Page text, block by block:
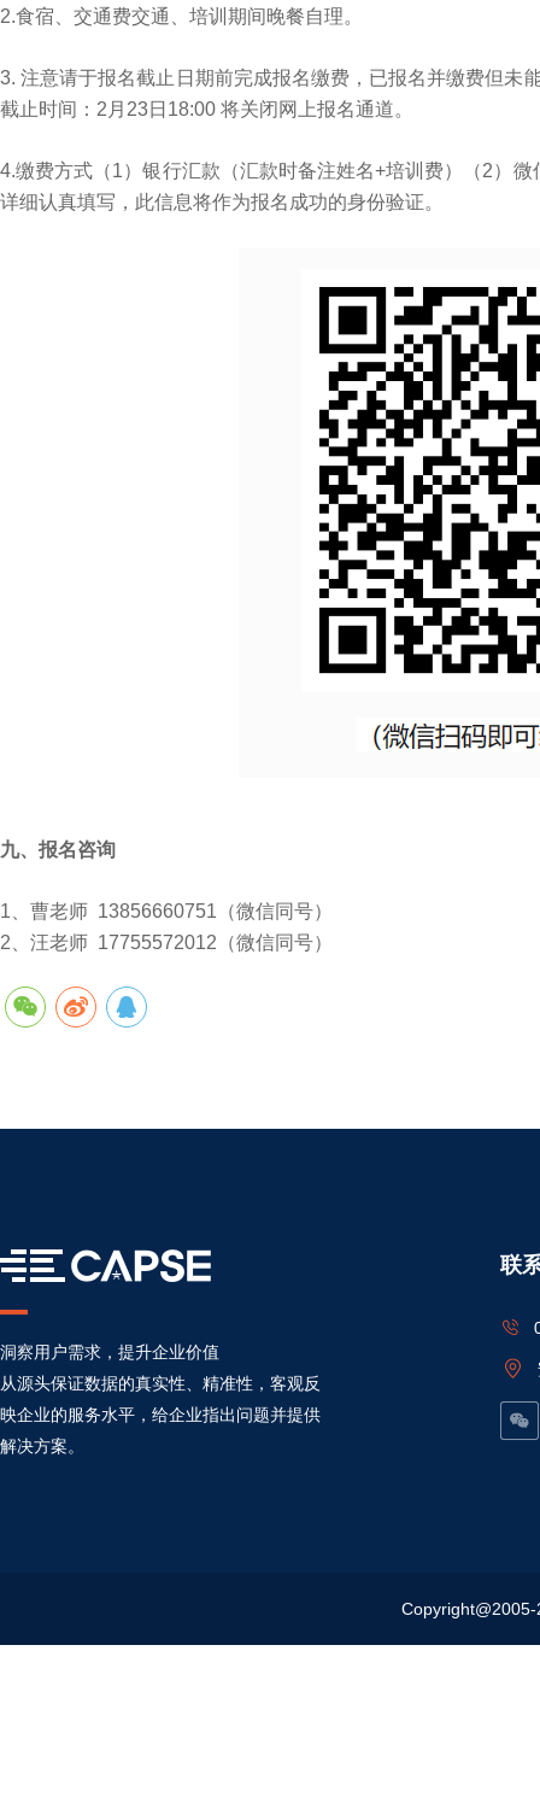
2.食宿、交通费交通、培训期间晚餐自理。
3. 注意请于报名截止日期前完成报名缴费，已报名并缴费但未
截止时间：2月23日18:00 将关闭网上报名通道。
4.缴费方式（1）银行汇款（汇款时备注姓名+培训费）（2）
详细认真填写，此信息将作为报名成功的身份验证。
九、报名咨询
1、曹老师 13856660751（微信同号）
2、汪老师 17755572012（微信同号）
洞察用户需求，提升企业价值
从源头保证数据的真实性、精准性，客观反
映企业的服务水平，给企业指出问题并提供
解决方案。
联